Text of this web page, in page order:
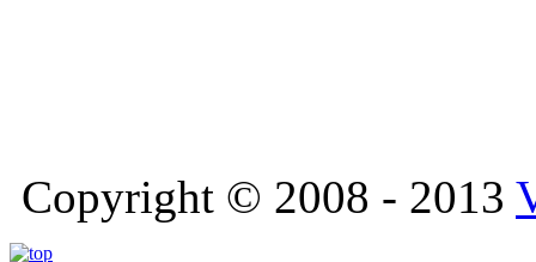
Copyright © 2008 - 2013